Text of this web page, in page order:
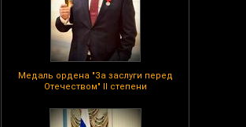
Медаль ордена "За заслуги перед
Отечеством" II степени